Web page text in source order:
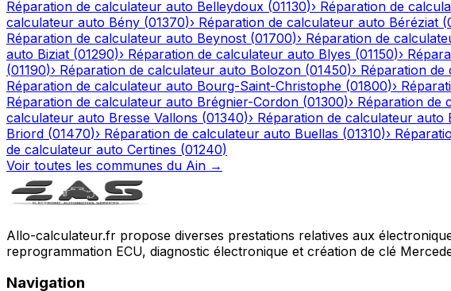
Réparation de calculateur auto Belleydoux (01130)› Réparation de
calculateur auto Bény (01370)› Réparation de calculateur auto Béréziat (
Réparation de calculateur auto Beynost (01700)› Réparation de
auto Biziat (01290)› Réparation de calculateur auto Blyes (01150)›
(01190)› Réparation de calculateur auto Bolozon (01450)› Réparation
Réparation de calculateur auto Bourg-Saint-Christophe (01800)›
Réparation de calculateur auto Brégnier-Cordon (01300)› Réparation de
calculateur auto Bresse Vallons (01340)› Réparation de calculateur auto
Briord (01470)› Réparation de calculateur auto Buellas (01310)›
de calculateur auto Certines (01240)
Voir toutes les communes du Ain →
Allo-calculateur.fr propose diverses prestations relatives aux
reprogrammation ECU, diagnostic électronique et création de clé
Navigation